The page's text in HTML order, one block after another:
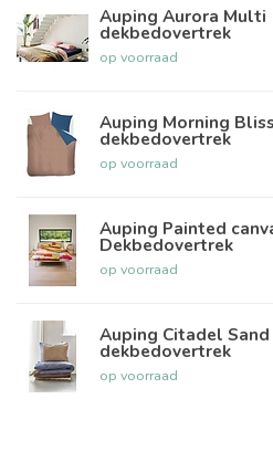
Auping Aurora Multi
dekbedovertrek
op voorraad
Auping Morning Bliss
dekbedovertrek
op voorraad
Auping Painted
Dekbedovertrek
op voorraad
Auping Citadel Sand
dekbedovertrek
op voorraad